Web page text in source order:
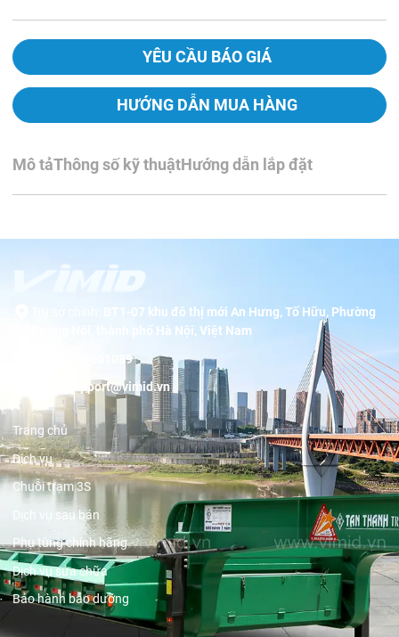
YÊU CẦU BÁO GIÁ
HƯỚNG DẪN MUA HÀNG
Mô tảThông số kỹ thuậtHướng dẫn lắp đặt
BT1-07 khu đô thị mới An Hưng, Tố Hữu, Phường
Dương Nội, thành phố Hà Nội, Việt Nam
19001089
support@vimid.vn
Trang chủ
Dịch vụ
Chuỗi trạm 3S
Dịch vụ sau bán
Phụ tùng chính hãng
Dịch vụ sửa chữa
Bảo hành bảo dưỡng